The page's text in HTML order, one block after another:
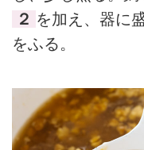
２ を加え、器に
をふる。